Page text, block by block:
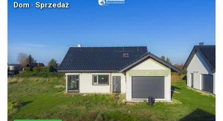
Dom · Sprzedaż